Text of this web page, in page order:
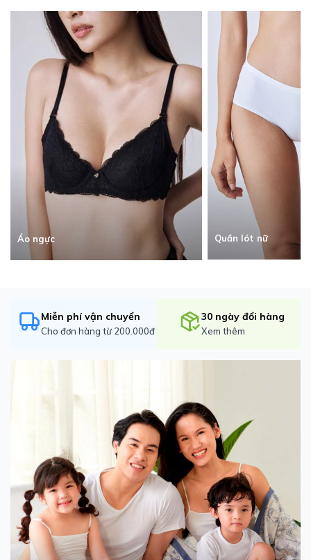
Áo ngực Quần lót nữ
Miễn phí vận chuyển
Cho đơn hàng từ 200.000đ
30 ngày đổi hàng
Xem thêm